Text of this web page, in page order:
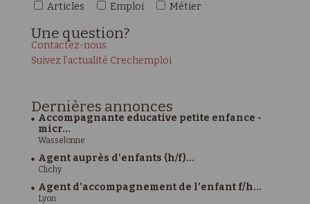
Articles Emploi Métier
Une question?
Contactez-nous
Suivez l'actualité Crechemploi
Dernières annonces
Accompagnante educative petite enfance -
micr...
Wasselonne
Agent auprès d'enfants (h/f)...
Clichy
Agent d’accompagnement de l’enfant f/h...
Lyon